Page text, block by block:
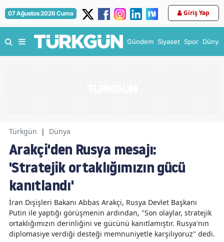
07 Ağustos 2026 Cuma Giriş Yap
Gündem Siyaset Spor Dünya
Türkgün | Dünya
Arakçi'den Rusya mesajı:
'Stratejik ortaklığımızın gücü
kanıtlandı'
İran Dışişleri Bakanı Abbas Arakçi, Rusya Devlet Başkanı
Putin ile yaptığı görüşmenin ardından, "Son olaylar, stratejik
ortaklığımızın derinliğini ve gücünü kanıtlamıştır. Rusya'nın
diplomasiye verdiği desteği memnuniyetle karşılıyoruz" dedi.